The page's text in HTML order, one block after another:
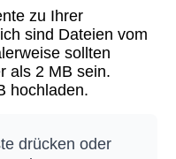
zu Ihrer
sind Dateien vom
sollten
als 2 MB sein.
hochladen.
drücken oder